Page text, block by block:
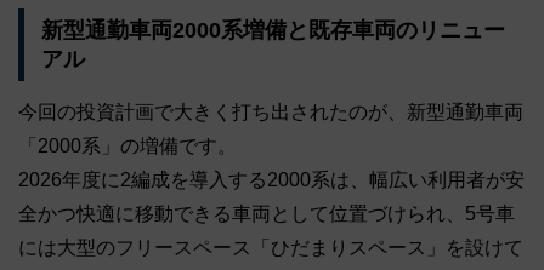
新型通勤車両2000系増備と既存車両のリニュー
アル
今回の投資計画で大きく打ち出されたのが、新型通勤車両
「2000系」の増備です。
2026年度に2編成を導入する2000系は、幅広い利用者が安
全かつ快適に移動できる車両として位置づけられ、5号車
には大型のフリースペース「ひだまりスペース」を設けて